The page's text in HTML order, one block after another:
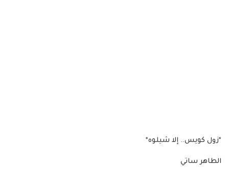
*زول كويس.. إلا شيلوه*
الطاهر ساتي